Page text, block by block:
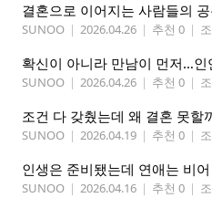
결혼으로 이어지는 사람들의
SUNOO | 2026.04.26 | 추천 0 |
확신이 아니라 만남이 먼저…인
SUNOO | 2026.04.26 | 추천 0 |
조건 다 갖췄는데 왜 결혼 못할
SUNOO | 2026.04.19 | 추천 0 |
인생은 준비됐는데 연애는 비
SUNOO | 2026.04.16 | 추천 0 |